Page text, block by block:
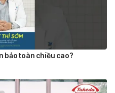
bảo toàn chiều cao?